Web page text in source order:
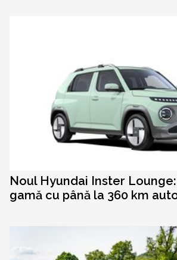
Noul Hyundai Inster
gamă cu până la 360 km